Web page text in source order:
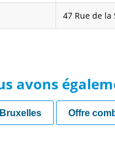
47 Rue de la
avons
Offre